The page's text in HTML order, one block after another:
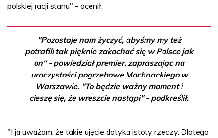
polskiej racji stanu" - ocenił.
"Pozostaje nam życzyć, abyśmy my też
potrafili tak pięknie zakochać się w Polsce jak
on" - powiedział premier, zapraszając na
uroczystości pogrzebowe Mochnackiego w
Warszawie. "To będzie ważny moment i
cieszę się, że wreszcie nastąpi" - podkreślił.
"I ja uważam, że takie ujęcie dotyka istoty rzeczy. Dlatego